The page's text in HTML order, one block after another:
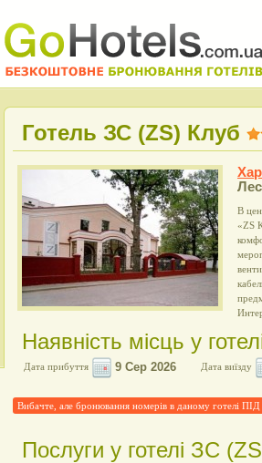
Готель ЗС (ZS) Клуб
В
«ZS
Наявність місць у
Дата прибуття Дата виїзду
Вибачте, але бронювання номерів в даному готелі
Послуги у готелі ЗС